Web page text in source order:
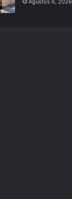
Ağustos 6, 2026